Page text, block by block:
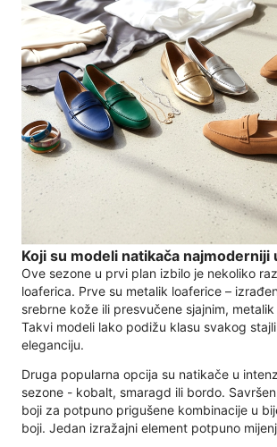
Koji su modeli natikača najmoderniji
Ove sezone u prvi plan izbilo je nekoliko
loaferica. Prve su metalik loaferice –
srebrne kože ili presvučene sjajnim,
Takvi modeli lako podižu klasu svakog
eleganciju.
Druga popularna opcija su natikače u
sezone - kobalt, smaragd ili bordo.
boji za potpuno prigušene kombinacije u
boji. Jedan izražajni element potpuno